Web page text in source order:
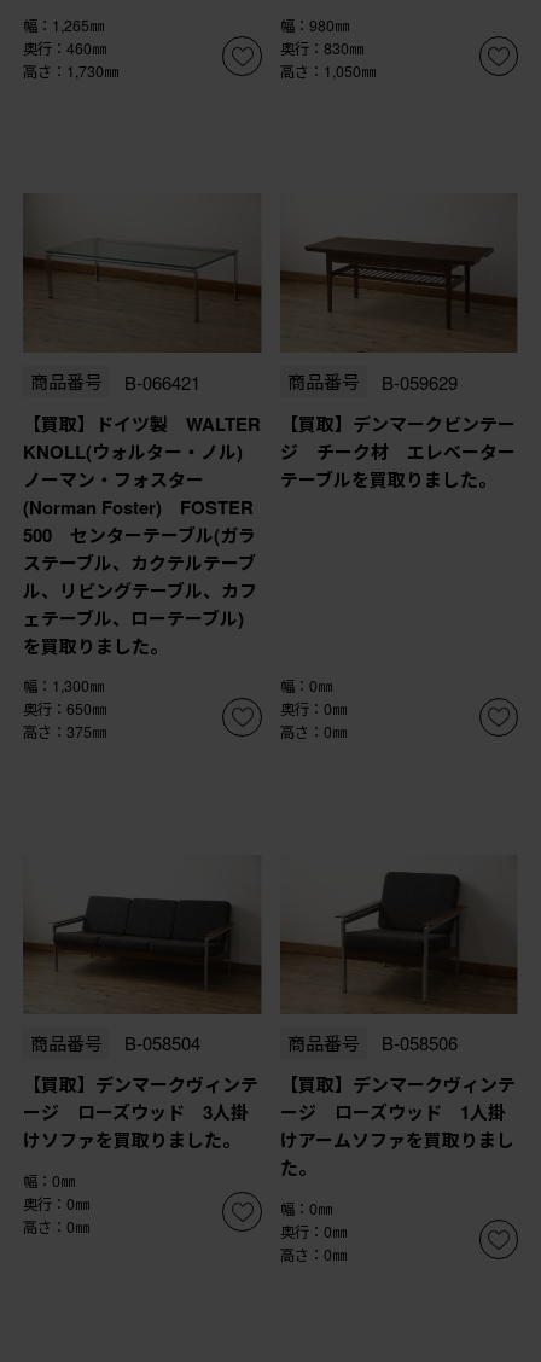
幅：1,265㎜
奥行：460㎜
高さ：1,730㎜
幅：980㎜
奥行：830㎜
高さ：1,050㎜
商品番号 B-066421
【買取】ドイツ製 WALTER
KNOLL(ウォルター・ノル)
ノーマン・フォスター
(Norman Foster) FOSTER
500 センターテーブル(ガラ
ステーブル、カクテルテーブ
ル、リビングテーブル、カフ
ェテーブル、ローテーブル)
を買取りました。
幅：1,300㎜
奥行：650㎜
高さ：375㎜
商品番号 B-059629
【買取】デンマークビンテー
ジ チーク材 エレベーター
テーブルを買取りました。
幅：0㎜
奥行：0㎜
高さ：0㎜
商品番号 B-058504
【買取】デンマークヴィンテ
ージ ローズウッド 3人掛
けソファを買取りました。
幅：0㎜
奥行：0㎜
高さ：0㎜
商品番号 B-058506
【買取】デンマークヴィンテ
ージ ローズウッド 1人掛
けアームソファを買取りまし
た。
幅：0㎜
奥行：0㎜
高さ：0㎜